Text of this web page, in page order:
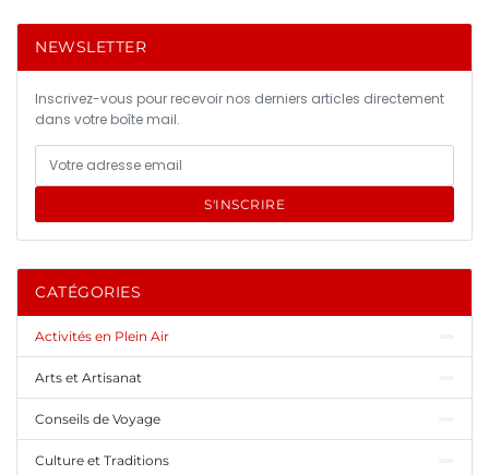
NEWSLETTER
Inscrivez-vous pour recevoir nos derniers articles directement
dans votre boîte mail.
S'INSCRIRE
CATÉGORIES
Activités en Plein Air
Arts et Artisanat
Conseils de Voyage
Culture et Traditions